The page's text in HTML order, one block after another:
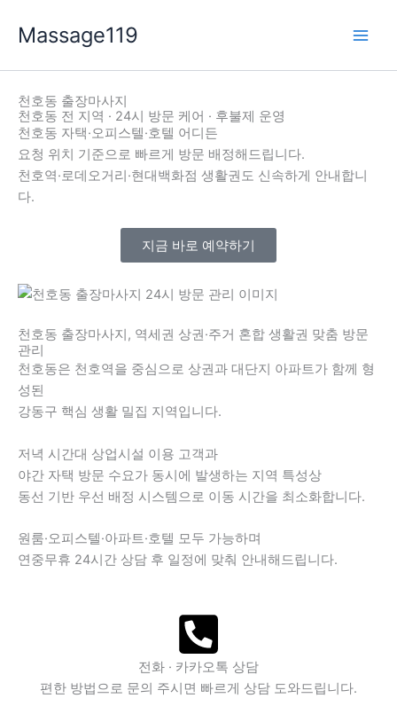
로
Massage119
천호동 출장마사지
천호동 전 지역 · 24시 방문 케어 · 후불제 운영
천호동 자택·오피스텔·호텔 어디든
요청 위치 기준으로 빠르게 방문 배정해드립니다.
천호역·로데오거리·현대백화점 생활권도 신속하게 안내합니
다.
지금 바로 예약하기
천호동 출장마사지, 역세권 상권·주거 혼합 생활권 맞춤 방문
관리
천호동은 천호역을 중심으로 상권과 대단지 아파트가 함께 형
성된
강동구 핵심 생활 밀집 지역입니다.
저녁 시간대 상업시설 이용 고객과
야간 자택 방문 수요가 동시에 발생하는 지역 특성상
동선 기반 우선 배정 시스템으로 이동 시간을 최소화합니다.
원룸·오피스텔·아파트·호텔 모두 가능하며
연중무휴 24시간 상담 후 일정에 맞춰 안내해드립니다.
전화 · 카카오톡 상담
편한 방법으로 문의 주시면 빠르게 상담 도와드립니다.